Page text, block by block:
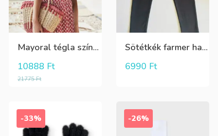
Mayoral tégla színű kisvirág mintás nyári lenge ruha
21775Ft
10888 Ft
Sötétkék farmer hatású kényelmes nadrág
6990 Ft
-33% -26%